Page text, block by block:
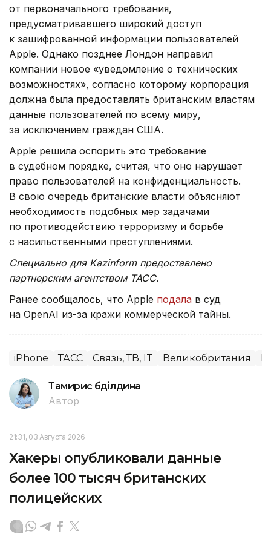
от первоначального требования,
предусматривавшего широкий доступ
к зашифрованной информации пользователей
Apple. Однако позднее Лондон направил
компании новое «уведомление о технических
возможностях», согласно которому корпорация
должна была предоставлять британским властям
данные пользователей по всему миру,
за исключением граждан США.
Apple решила оспорить это требование
в судебном порядке, считая, что оно нарушает
право пользователей на конфиденциальность.
В свою очередь британские власти объясняют
необходимость подобных мер задачами
по противодействию терроризму и борьбе
с насильственными преступлениями.
Специально для Kazinform предоставлено
партнерским агентством ТАСС.
Ранее сообщалось, что Apple подала в суд
на OpenAI из-за кражи коммерческой тайны.
iPhone ТАСС Связь, ТВ, IT Великобритания
Тамирис Әбділдина
Автор
21:31, 03 Августа 2026
Хакеры опубликовали данные
более 100 тысяч британских
полицейских